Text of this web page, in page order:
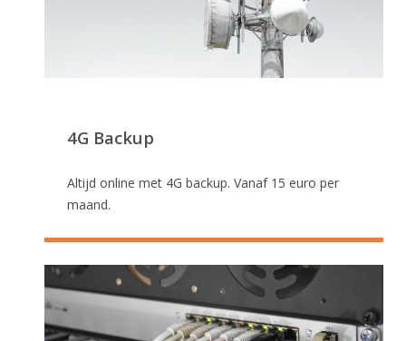
4G Backup
Altijd online met 4G backup. Vanaf 15 euro per
maand.